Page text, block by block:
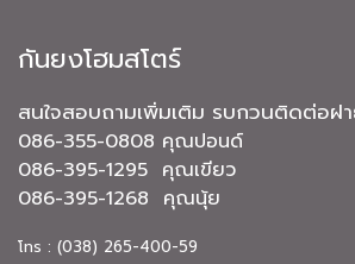
กันยงโฮมสโตร์
สนใจสอบถามเพิ่มเติม รบกวนติดต่อฝ
086-355-0808 คุณปอนด์
086-395-1295 คุณเขียว
086-395-1268 คุณนุ้ย
โทร : (038) 265-400-59